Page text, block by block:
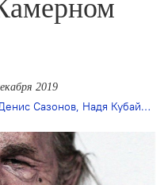
2019
Сазонов, Надя Кубайлат